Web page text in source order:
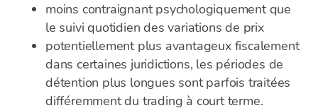
moins contraignant psychologiquement que
le suivi quotidien des variations de prix
potentiellement plus avantageux fiscalement
dans certaines juridictions, les périodes de
détention plus longues sont parfois traitées
différemment du trading à court terme.